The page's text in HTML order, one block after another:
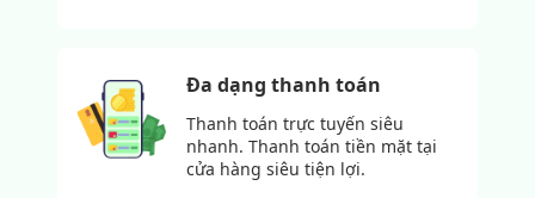
Đa dạng thanh toán
Thanh toán trực tuyến siêu
nhanh. Thanh toán tiền mặt tại
cửa hàng siêu tiện lợi.